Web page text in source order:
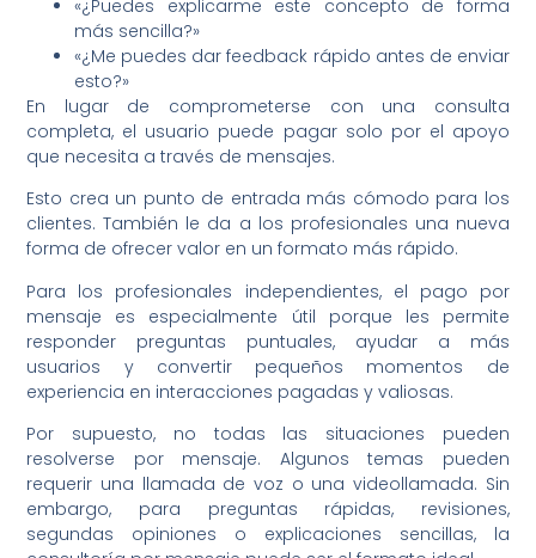
«¿Puedes explicarme este concepto de forma
más sencilla?»
«¿Me puedes dar feedback rápido antes de enviar
esto?»
En lugar de comprometerse con una consulta
completa, el usuario puede pagar solo por el apoyo
que necesita a través de mensajes.
Esto crea un punto de entrada más cómodo para los
clientes. También le da a los profesionales una nueva
forma de ofrecer valor en un formato más rápido.
Para los profesionales independientes, el pago por
mensaje es especialmente útil porque les permite
responder preguntas puntuales, ayudar a más
usuarios y convertir pequeños momentos de
experiencia en interacciones pagadas y valiosas.
Por supuesto, no todas las situaciones pueden
resolverse por mensaje. Algunos temas pueden
requerir una llamada de voz o una videollamada. Sin
embargo, para preguntas rápidas, revisiones,
segundas opiniones o explicaciones sencillas, la